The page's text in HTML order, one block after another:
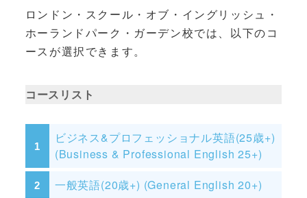
ロンドン・スクール・オブ・イングリッシュ・
ホーランドパーク・ガーデン校では、以下のコ
ースが選択できます。
コースリスト
ビジネス&プロフェッショナル英語(25歳+)
(Business & Professional English 25+)
一般英語(20歳+) (General English 20+)